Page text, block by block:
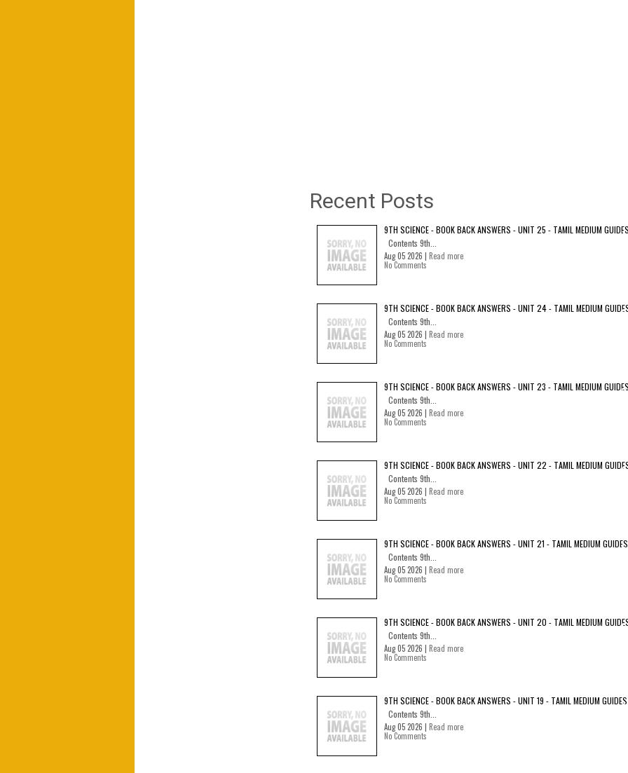
Recent Posts
9TH SCIENCE - BOOK BACK ANSWERS - UNIT 25 - TAMIL MEDIUM
Contents 9th...
Aug 05 2026 | Read more
No Comments
9TH SCIENCE - BOOK BACK ANSWERS - UNIT 24 - TAMIL MEDIUM
Contents 9th...
Aug 05 2026 | Read more
No Comments
9TH SCIENCE - BOOK BACK ANSWERS - UNIT 23 - TAMIL MEDIUM
Contents 9th...
Aug 05 2026 | Read more
No Comments
9TH SCIENCE - BOOK BACK ANSWERS - UNIT 22 - TAMIL MEDIUM
Contents 9th...
Aug 05 2026 | Read more
No Comments
9TH SCIENCE - BOOK BACK ANSWERS - UNIT 21 - TAMIL MEDIUM GUIDES
Contents 9th...
Aug 05 2026 | Read more
No Comments
9TH SCIENCE - BOOK BACK ANSWERS - UNIT 20 - TAMIL MEDIUM
Contents 9th...
Aug 05 2026 | Read more
No Comments
9TH SCIENCE - BOOK BACK ANSWERS - UNIT 19 - TAMIL MEDIUM GUIDES
Contents 9th...
Aug 05 2026 | Read more
No Comments